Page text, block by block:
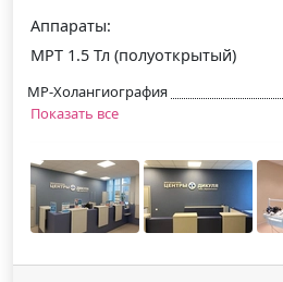
Аппараты:
МРТ 1.5 Тл (полуоткрытый)
МР-Холангиография
Показать все